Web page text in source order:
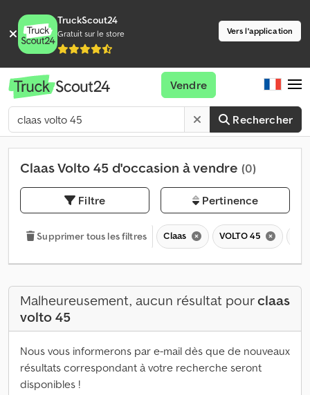
TruckScout24
Gratuit sur le store Vers l'application
Rechercher
Vendre
Claas Volto 45 d'occasion à vendre (0)
Filtre Pertinence
Supprimer tous les filtres Claas VOLTO 45
Malheureusement, aucun résultat pourclaas
volto 45
Nous vous informerons par e-mail dès que de nouveaux
résultats correspondant à votre recherche seront
disponibles !